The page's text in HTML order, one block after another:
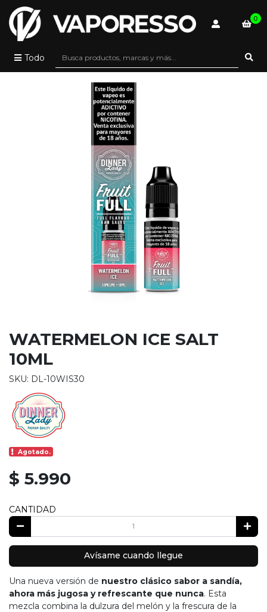
Todo
0
WATERMELON ICE SALT
10ML
SKU: DL-10WIS30
Agotado.
$ 5.990
CANTIDAD
Avísame cuando llegue
Una nueva versión de nuestro clásico sabor a sandía,
ahora más jugosa y refrescante que nunca. Esta
mezcla combina la dulzura del melón y la frescura de la